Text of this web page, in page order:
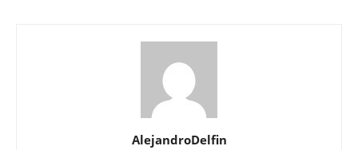
AlejandroDelfin